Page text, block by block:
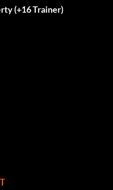
(+16 Trainer)